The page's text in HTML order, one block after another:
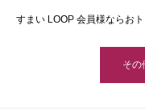
すまい LOOP 会員様ならお
その